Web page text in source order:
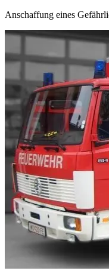
Anschaffung eines